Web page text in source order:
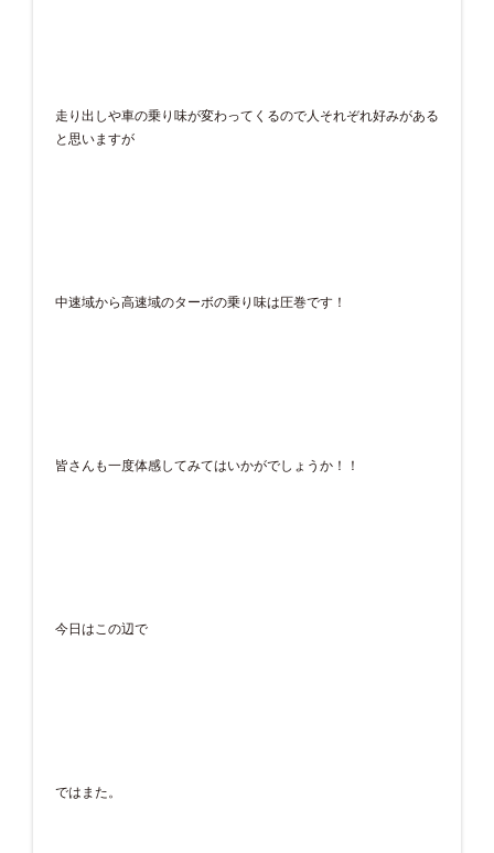
走り出しや車の乗り味が変わってくるので人それぞれ好みがある
と思いますが
中速域から高速域のターボの乗り味は圧巻です！
皆さんも一度体感してみてはいかがでしょうか！！
今日はこの辺で
ではまた。